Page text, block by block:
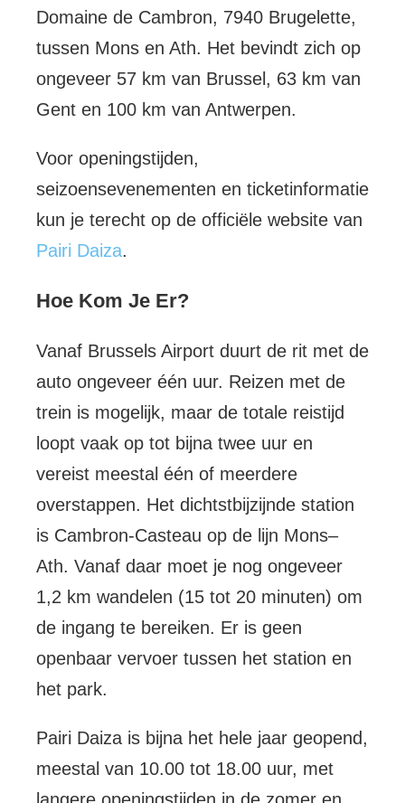
Domaine de Cambron, 7940 Brugelette,
tussen Mons en Ath. Het bevindt zich op
ongeveer 57 km van Brussel, 63 km van
Gent en 100 km van Antwerpen.
Voor openingstijden,
seizoensevenementen en ticketinformatie
kun je terecht op de officiële website van
Pairi Daiza.
Hoe Kom Je Er?
Vanaf Brussels Airport duurt de rit met de
auto ongeveer één uur. Reizen met de
trein is mogelijk, maar de totale reistijd
loopt vaak op tot bijna twee uur en
vereist meestal één of meerdere
overstappen. Het dichtstbijzijnde station
is Cambron-Casteau op de lijn Mons–
Ath. Vanaf daar moet je nog ongeveer
1,2 km wandelen (15 tot 20 minuten) om
de ingang te bereiken. Er is geen
openbaar vervoer tussen het station en
het park.
Pairi Daiza is bijna het hele jaar geopend,
meestal van 10.00 tot 18.00 uur, met